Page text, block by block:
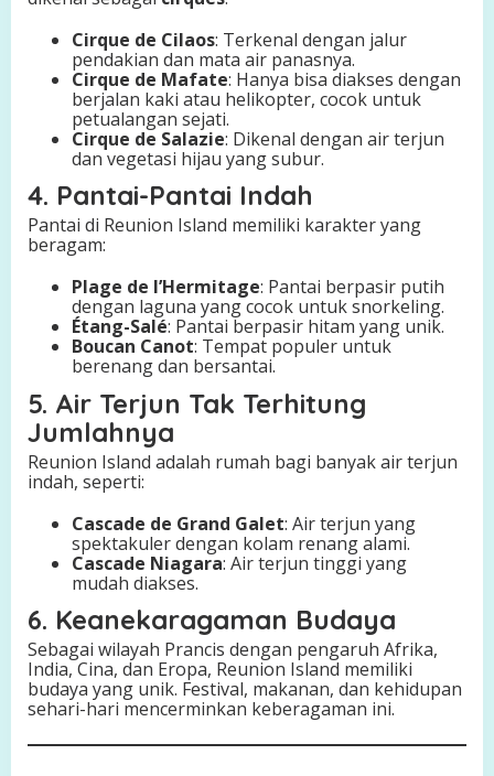
Cirque de Cilaos: Terkenal dengan jalur
pendakian dan mata air panasnya.
Cirque de Mafate: Hanya bisa diakses dengan
berjalan kaki atau helikopter, cocok untuk
petualangan sejati.
Cirque de Salazie: Dikenal dengan air terjun
dan vegetasi hijau yang subur.
4. Pantai-Pantai Indah
Pantai di Reunion Island memiliki karakter yang
beragam:
Plage de l’Hermitage: Pantai berpasir putih
dengan laguna yang cocok untuk snorkeling.
Étang-Salé: Pantai berpasir hitam yang unik.
Boucan Canot: Tempat populer untuk
berenang dan bersantai.
5. Air Terjun Tak Terhitung
Jumlahnya
Reunion Island adalah rumah bagi banyak air terjun
indah, seperti:
Cascade de Grand Galet: Air terjun yang
spektakuler dengan kolam renang alami.
Cascade Niagara: Air terjun tinggi yang
mudah diakses.
6. Keanekaragaman Budaya
Sebagai wilayah Prancis dengan pengaruh Afrika,
India, Cina, dan Eropa, Reunion Island memiliki
budaya yang unik. Festival, makanan, dan kehidupan
sehari-hari mencerminkan keberagaman ini.